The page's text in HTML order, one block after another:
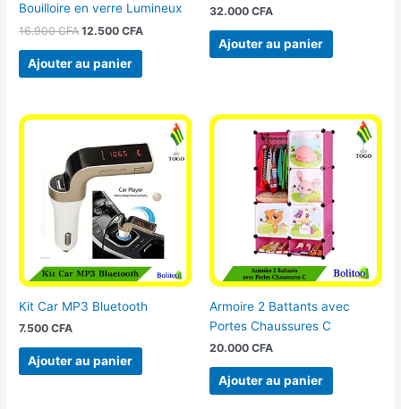
Bouilloire en verre Lumineux
16.900CFA 12.500CFA
Ajouter au panier
32.000 CFA
Ajouter au panier
Kit Car MP3 Bluetooth
7.500CFA
Ajouter au panier
Armoire 2 Battants avec
Portes Chaussures C
20.000 CFA
Ajouter au panier